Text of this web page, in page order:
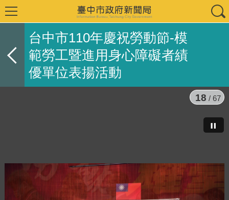
台中市110年慶祝勞動節-模
範勞工暨進用身心障礙者績
優單位表揚活動
18 / 67